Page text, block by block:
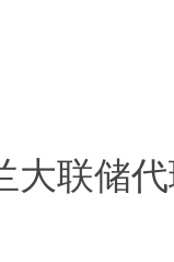
储代